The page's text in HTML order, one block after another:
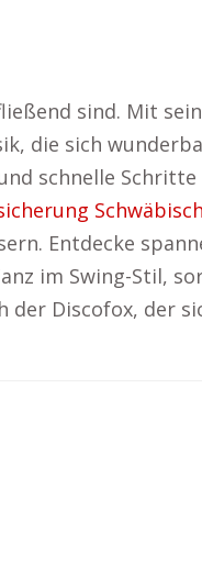
sind. Mit
die sich
schnelle
Entdecke
im Swing-Stil,
der Discofox, der